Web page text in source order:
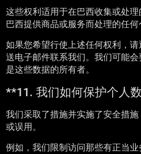
这些权利适用于在巴西收集或处
巴西提供商品或服务而处理的任何
如果您希望行使上述任何权利，
送电子邮件联系我们。我们可能
是这些数据的所有者。
**11. 我们如何保护个人
我们采取了措施并实施了安全措
或误用。
例如，我们限制访问那些有正当